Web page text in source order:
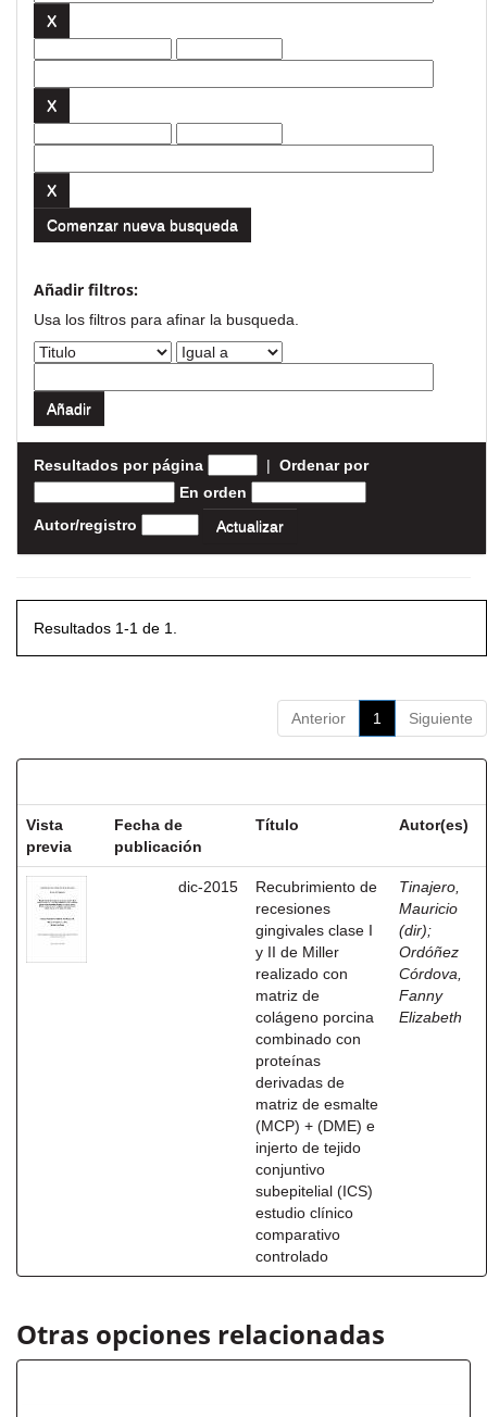
Comenzar nueva busqueda
Añadir filtros:
Usa los filtros para afinar la busqueda.
Resultados por página | Ordenar por
En orden
Autor/registro
Resultados 1-1 de 1.
Anterior 1 Siguiente
Vista
previa
Fecha de
publicación
Título Autor(es)
dic-2015
Recubrimiento de
recesiones
gingivales clase I
y II de Miller
realizado con
matriz de
colágeno porcina
combinado con
proteínas
derivadas de
matriz de esmalte
(MCP) + (DME) e
injerto de tejido
conjuntivo
subepitelial (ICS)
estudio clínico
comparativo
controlado
Tinajero,
Mauricio
(dir);
Ordóñez
Córdova,
Fanny
Elizabeth
Otras opciones relacionadas